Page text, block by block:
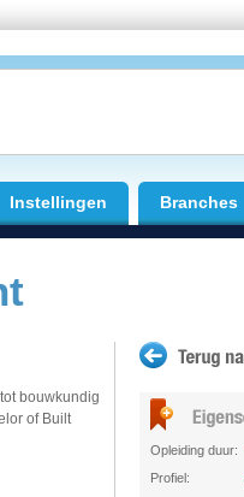
Instellingen Branches
bouwkundig
of Built
Opleiding duur:
Profiel: